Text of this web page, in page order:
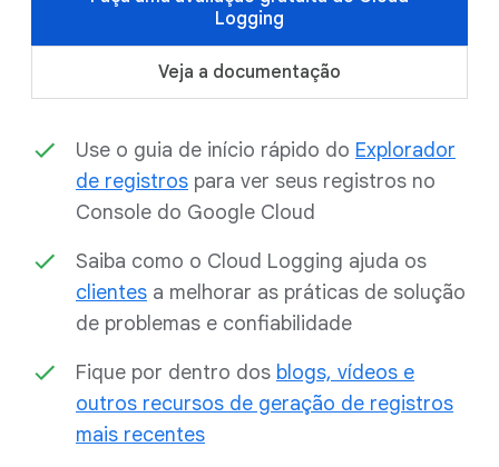
Logging
Veja a documentação
Use o guia de início rápido do Explorador
de registros para ver seus registros no
Console do Google Cloud
Saiba como o Cloud Logging ajuda os
clientes a melhorar as práticas de solução
de problemas e confiabilidade
Fique por dentro dos blogs, vídeos e
outros recursos de geração de registros
mais recentes